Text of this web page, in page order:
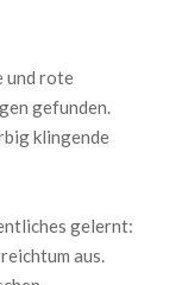
und rote
gefunden.
klingende
gelernt:
aus.